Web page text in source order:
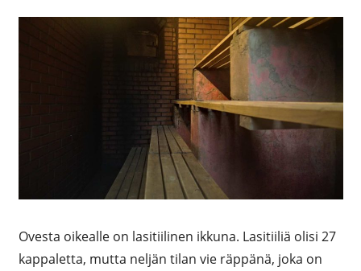
Ovesta oikealle on lasitiilinen ikkuna. Lasitiiliä olisi 27
kappaletta, mutta neljän tilan vie räppänä, joka on